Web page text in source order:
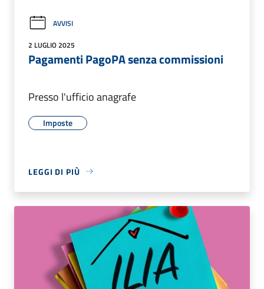
AVVISI
2 LUGLIO 2025
Pagamenti PagoPA senza commissioni
Presso l'ufficio anagrafe
Imposte
LEGGI DI PIÙ